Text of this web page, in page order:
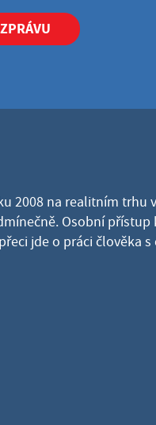
2008 na realitním trhu
Osobní
jde o práci člověka s